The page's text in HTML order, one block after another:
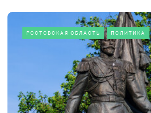
РОСТОВСКАЯ ОБЛАСТЬ ПОЛИТИКА